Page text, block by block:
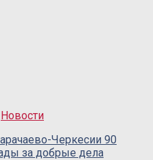
Новости
Черкесии 90
за добрые дела